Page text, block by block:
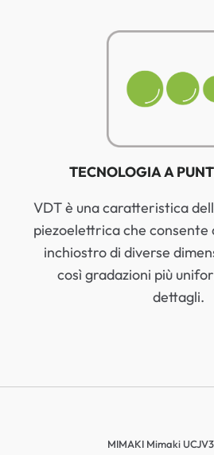
TECNOLOGIA A
VDT è una caratteristica
piezoelettrica che consente
inchiostro di diverse
così gradazioni più
dettagli.
MIMAKI Mimaki